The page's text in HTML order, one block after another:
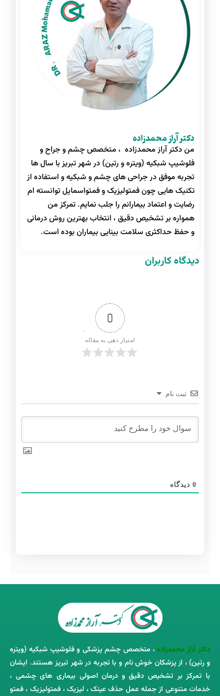
دکتر آراز محمدزاده
من دکتر آراز محمدزاده ، متخصص چشم و جراح و
فلوشیپ شبکیه (ویتره و رتین) در شهر تبریز با سال ها
تجربه موفق در جراحی های چشم و شبکیه و استفاده از
تکنیک هایی چون فمتولیزیک و فمتواسمایل توانسته ام
رضایت و اعتماد بیمارانم را جلب نمایم. تمرکز من
همواره بر تشخیص دقیق ، انتخاب بهترین روش درمانی
و حفظ حداکثری سلامت بینایی بیماران بوده است.
دیدگاه کاربران
0
امتیاز دهی به مقاله
ثبت نام
0 دیدگاه
دکتر آراز محمدزاده، متخصص چشم‌ پزشکی و فلوشیپ شبکیه (ویتره
و رتین) ، از پزشکان خوش ‌نام و با تجربه در شهر تبریز هستند. ایشان
با تمرکز بر تشخیص دقیق و درمان اصولی بیماری ‌های چشمی ،
خدمات متنوعی از جمله عمل حذف عینک ، لیزیک ، فمتولیزیک ، فمتو